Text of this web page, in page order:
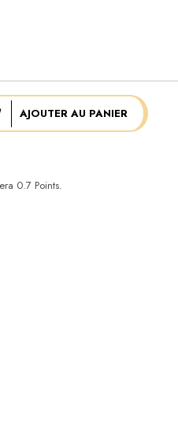
AJOUTER AU PANIER
0.7Points.